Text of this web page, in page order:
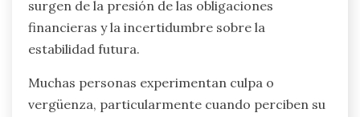
surgen de la presión de las obligaciones
financieras y la incertidumbre sobre la
estabilidad futura.
Muchas personas experimentan culpa o
vergüenza, particularmente cuando perciben su